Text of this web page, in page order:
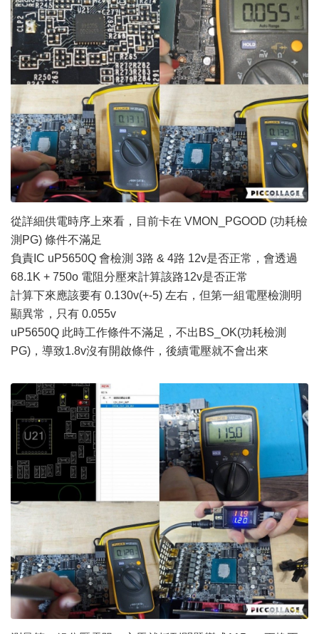
從詳細供電時序上來看，目前卡在 VMON_PGOOD (功耗檢
測PG) 條件不滿足
負責IC uP5650Q 會檢測 3路 & 4路 12v是否正常，會透過
68.1K + 750o 電阻分壓來計算該路12v是否正常
計算下來應該要有 0.130v(+-5) 左右，但第一組電壓檢測明
顯異常，只有 0.055v
uP5650Q 此時工作條件不滿足，不出BS_OK(功耗檢測
PG)，導致1.8v沒有開啟條件，後續電壓就不會出來